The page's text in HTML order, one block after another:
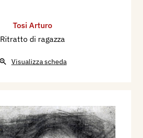
Tosi Arturo
Ritratto di ragazza
Visualizza scheda